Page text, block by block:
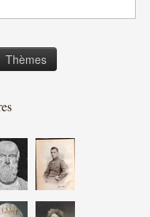
Thèmes